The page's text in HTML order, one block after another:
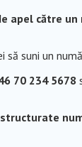
apel către
să suni un
70 234 5678